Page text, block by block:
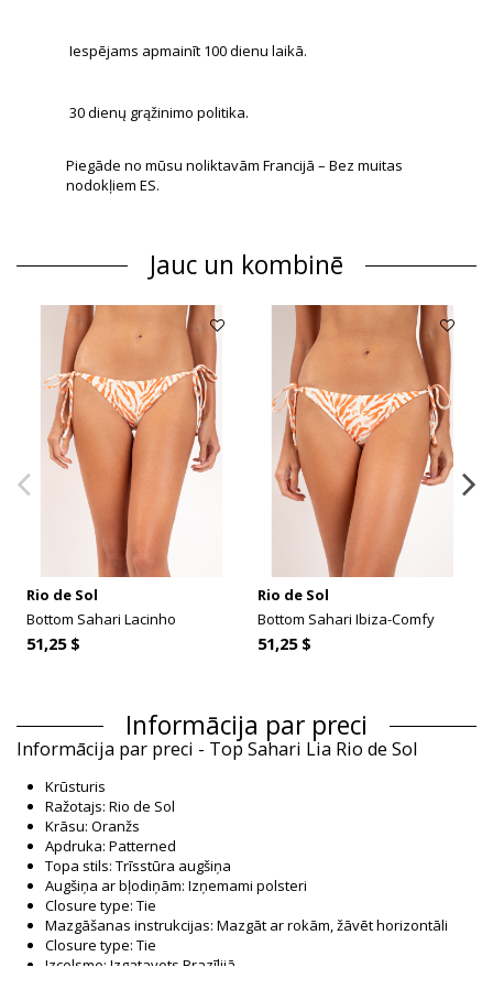
Iespējams apmainīt 100 dienu laikā.
30 dienų grąžinimo politika.
Piegāde no mūsu noliktavām Francijā – Bez muitas
nodokļiem ES.
Jauc un kombinē
Rio de Sol
Bottom Sahari Lacinho
51,25 $
Rio de Sol
Bottom Sahari Ibiza-Comfy
51,25 $
Informācija par preci
Informācija par preci - Top Sahari Lia Rio de Sol
Krūsturis
Ražotajs: Rio de Sol
Krāsu: Oranžs
Apdruka: Patterned
Topa stils: Trīsstūra augšiņa
Augšiņa ar bļodiņām: Izņemami polsteri
Closure type: Tie
Mazgāšanas instrukcijas: Mazgāt ar rokām, žāvēt horizontāli
Closure type: Tie
Izcelsme: Izgatavots Brazīlijā